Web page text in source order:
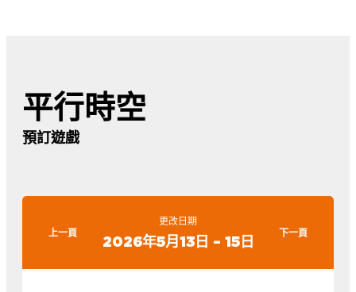
平行時空
預訂遊戲
上一頁
更改日期
2026年5月13日 – 15日 下一頁